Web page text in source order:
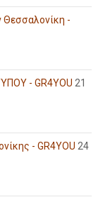
Θεσσαλονίκη -
- GR4YOU 21
- GR4YOU 24